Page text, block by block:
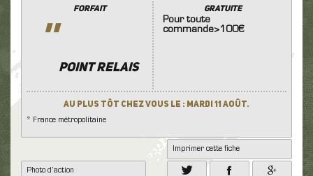
Forfait
''
POINT RELAIS
GRATUITE
Pour toute
commande>100€
Au plus tôt chez vous le : Mardi 11 Août.
* France métropolitaine
Imprimer cette fiche
Photo d'action